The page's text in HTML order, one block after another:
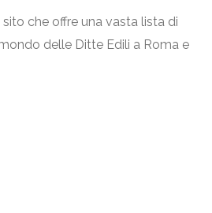
che offre una vasta lista di
delle Ditte Edili a Roma e